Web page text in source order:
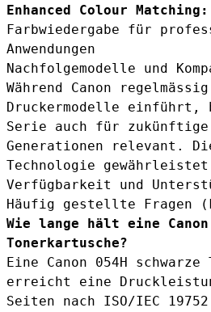
Enhanced Colour Matching:
Farbwiedergabe für
Anwendungen
Nachfolgemodelle und
Während Canon
Druckermodelle einführt,
Serie auch für zukünftige
Generationen relevant.
Technologie
Verfügbarkeit und
Häufig gestellte Fragen
Wie lange hält eine Canon
Tonerkartusche?
Eine Canon 054H
erreicht eine
Seiten nach ISO/IEC